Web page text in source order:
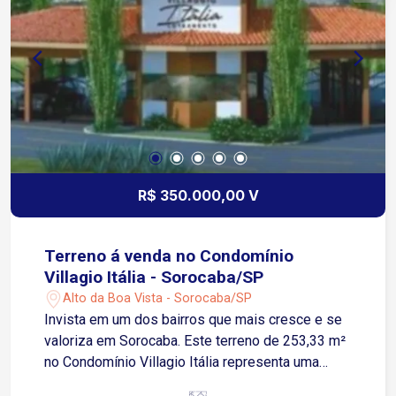
R$ 350.000,00 V
Terreno á venda no Condomínio
Villagio Itália - Sorocaba/SP
Alto da Boa Vista - Sorocaba/SP
Invista em um dos bairros que mais cresce e se
valoriza em Sorocaba. Este terreno de 253,33 m²
no Condomínio Villagio Itália representa uma